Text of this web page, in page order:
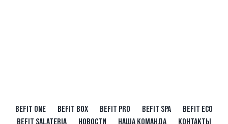
BEFIT ONE BEFIT BOX BEFIT PRO BEFIT SPA
BEFIT ECO
BEFIT SALATERIA
НОВОСТИ НАША КОМАНДА КОНТАКТЫ